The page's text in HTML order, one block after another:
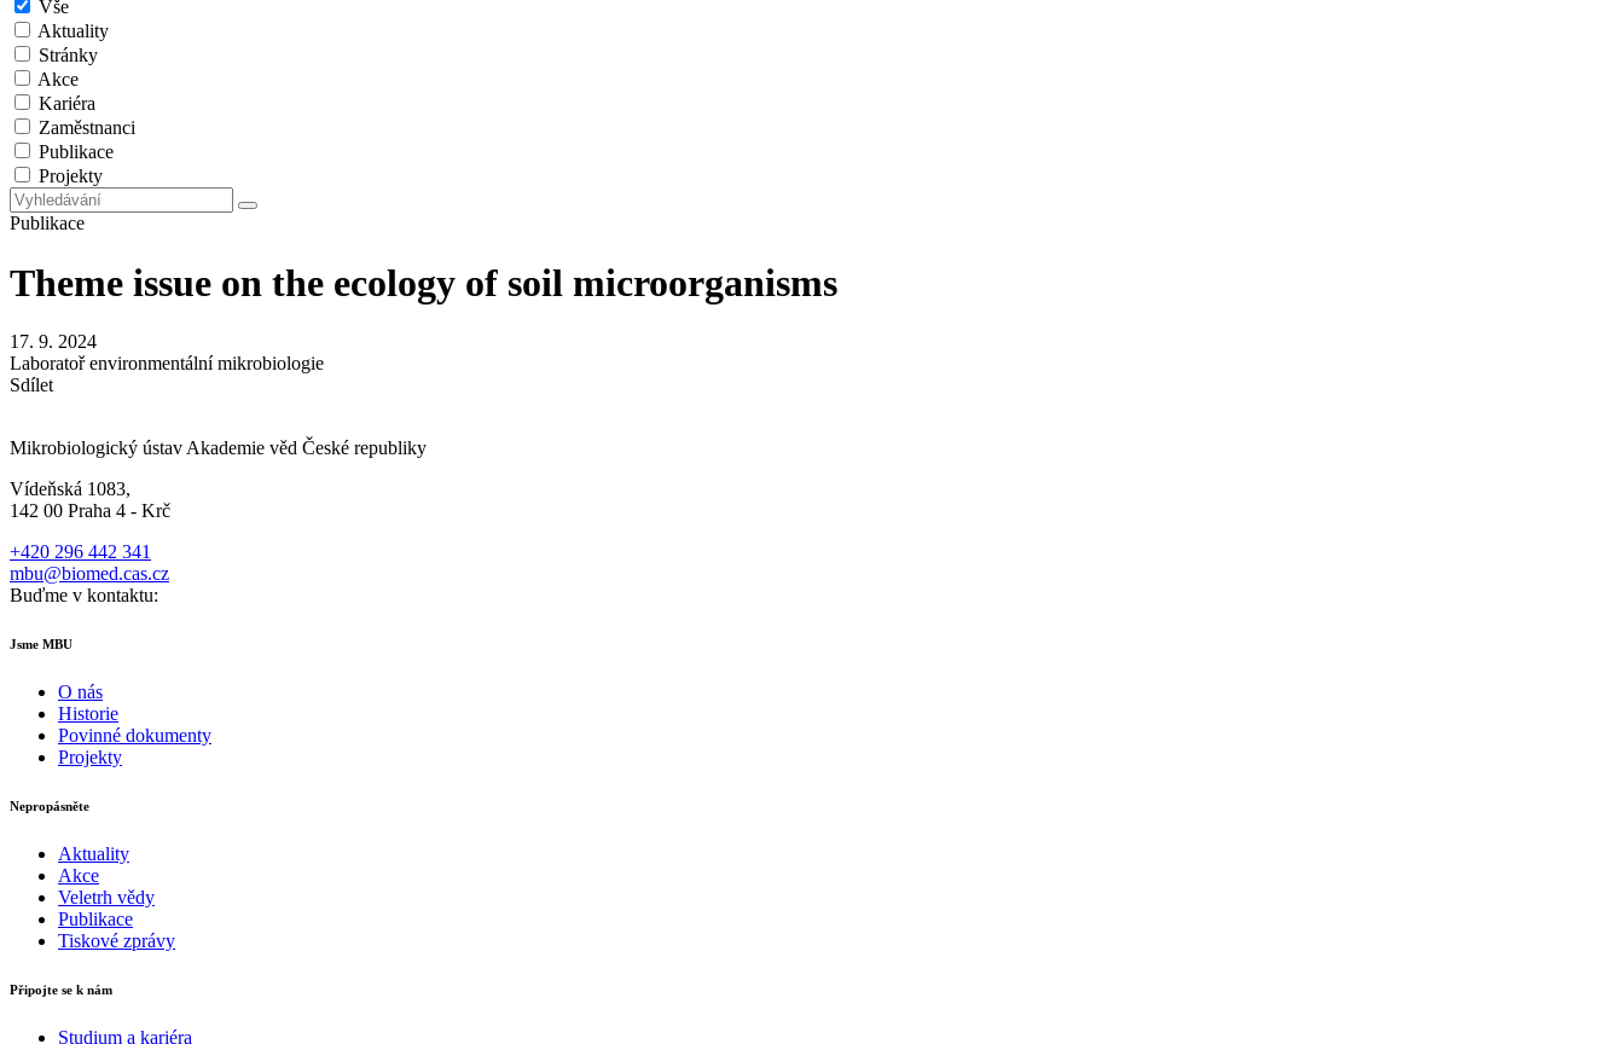
Vše
Aktuality
Stránky
Akce
Kariéra
Zaměstnanci
Publikace
Projekty
Publikace
Theme issue on the ecology of soil microorganisms
17. 9. 2024
Laboratoř environmentální mikrobiologie
Sdílet
Mikrobiologický ústav Akademie věd České republiky
Vídeňská 1083,
142 00 Praha 4 - Krč
+420 296 442 341
mbu@biomed.cas.cz
Buďme v kontaktu:
Jsme MBU
O nás
Historie
Povinné dokumenty
Projekty
Nepropásněte
Aktuality
Akce
Veletrh vědy
Publikace
Tiskové zprávy
Připojte se k nám
Studium a kariéra